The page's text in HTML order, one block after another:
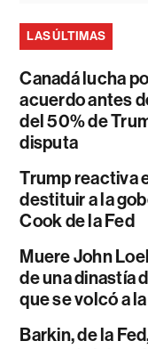
LAS ÚLTIMAS
Canadá lucha
acuerdo antes
del 50% de
disputa
Trump reactiva
destituir a la
Cook de la Fed
Muere John
de una dinastía
que se volcó a
Barkin, de la